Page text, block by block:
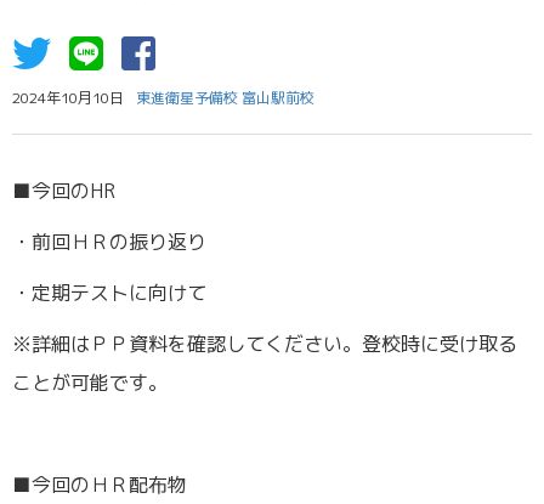
2024年10月10日 東進衛星予備校 富山駅前校
■今回のHR
・前回ＨＲの振り返り
・定期テストに向けて
※詳細はＰＰ資料を確認してください。登校時に受け取る
ことが可能です。
■今回のＨＲ配布物